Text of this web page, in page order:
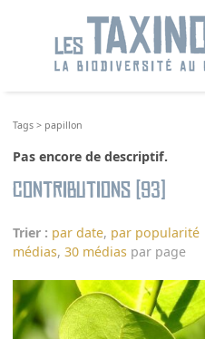
Tags > papillon
Pas encore de descriptif.
Contributions (93)
Trier : par date, par popularité
médias,30 médias par page